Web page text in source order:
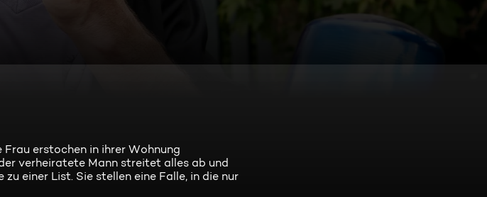
erstochen in ihrer Wohnung
verheiratete Mann streitet alles ab und
einer List. Sie stellen eine Falle, in die nur